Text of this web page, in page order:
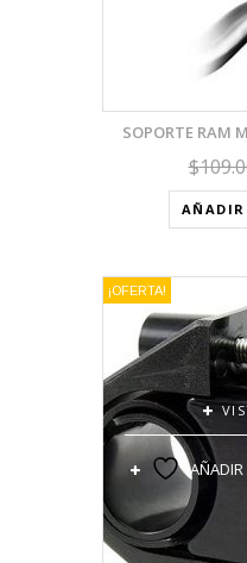
SOPORTE RAM
$
¡OFERTA!
AÑADIR